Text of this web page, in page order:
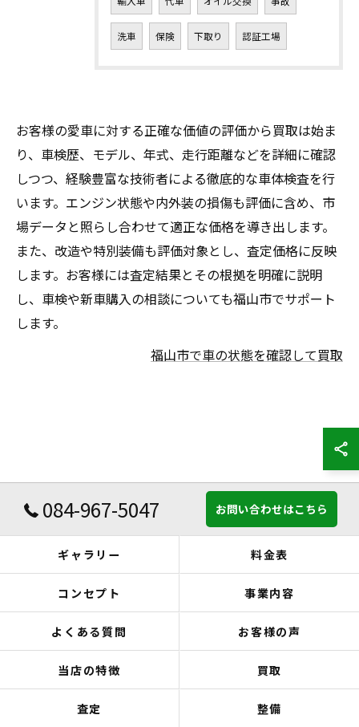
洗車 保険 下取り 認証工場
お客様の愛車に対する正確な価値の評価から買取は始ま
り、車検歴、モデル、年式、走行距離などを詳細に確認
しつつ、経験豊富な技術者による徹底的な車体検査を行
います。エンジン状態や内外装の損傷も評価に含め、市
場データと照らし合わせて適正な価格を導き出します。
また、改造や特別装備も評価対象とし、査定価格に反映
します。お客様には査定結果とその根拠を明確に説明
し、車検や新車購入の相談についても福山市でサポート
します。
福山市で車の状態を確認して買取
084-967-5047 お問い合わせはこちら
ギャラリー 料金表
コンセプト 事業内容
よくある質問 お客様の声
当店の特徴 買取
査定 整備